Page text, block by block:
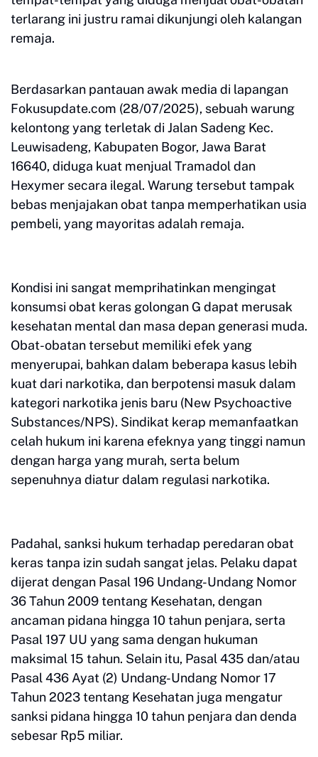
terlarang ini justru ramai dikunjungi oleh kalangan
remaja.
Berdasarkan pantauan awak media di lapangan
Fokusupdate.com (28/07/2025), sebuah warung
kelontong yang terletak di Jalan Sadeng Kec.
Leuwisadeng, Kabupaten Bogor, Jawa Barat
16640, diduga kuat menjual Tramadol dan
Hexymer secara ilegal. Warung tersebut tampak
bebas menjajakan obat tanpa memperhatikan usia
pembeli, yang mayoritas adalah remaja.
Kondisi ini sangat memprihatinkan mengingat
konsumsi obat keras golongan G dapat merusak
kesehatan mental dan masa depan generasi muda.
Obat-obatan tersebut memiliki efek yang
menyerupai, bahkan dalam beberapa kasus lebih
kuat dari narkotika, dan berpotensi masuk dalam
kategori narkotika jenis baru (New Psychoactive
Substances/NPS). Sindikat kerap memanfaatkan
celah hukum ini karena efeknya yang tinggi namun
dengan harga yang murah, serta belum
sepenuhnya diatur dalam regulasi narkotika.
Padahal, sanksi hukum terhadap peredaran obat
keras tanpa izin sudah sangat jelas. Pelaku dapat
dijerat dengan Pasal 196 Undang-Undang Nomor
36 Tahun 2009 tentang Kesehatan, dengan
ancaman pidana hingga 10 tahun penjara, serta
Pasal 197 UU yang sama dengan hukuman
maksimal 15 tahun. Selain itu, Pasal 435 dan/atau
Pasal 436 Ayat (2) Undang-Undang Nomor 17
Tahun 2023 tentang Kesehatan juga mengatur
sanksi pidana hingga 10 tahun penjara dan denda
sebesar Rp5 miliar.